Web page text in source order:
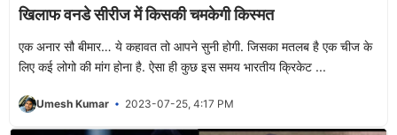
खिलाफ वनडे सीरीज में किसकी चमकेगी किस्मत
एक अनार सौ बीमार… ये कहावत तो आपने सुनी होगी. जिसका मतलब है एक चीज के
लिए कई लोगो की मांग होना है. ऐसा ही कुछ इस समय भारतीय क्रिकेट ...
Umesh Kumar 2023-07-25, 4:17 PM